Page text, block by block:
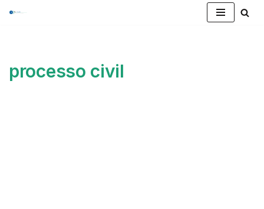
conteúdo
processo civil